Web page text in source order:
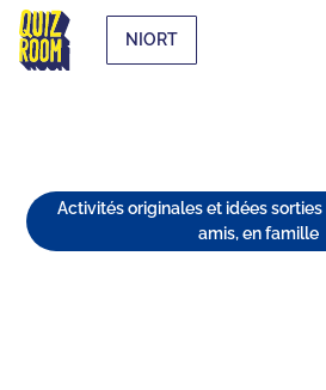
NIORT
Activités originales et idées
amis, en famille